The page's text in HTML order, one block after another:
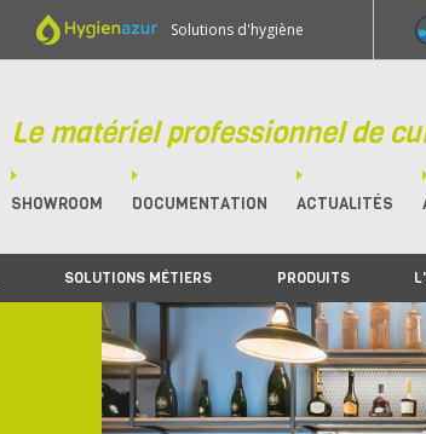
Solutions d'hygiène
Le matériel professionnel de
SHOWROOM DOCUMENTATION ACTUALITÉS
SOLUTIONS MÉTIERS PRODUITS